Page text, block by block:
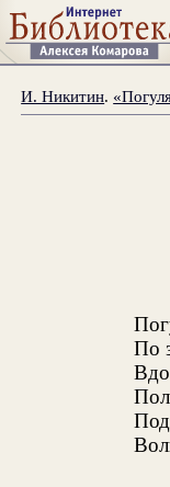
И. Никитин.
По